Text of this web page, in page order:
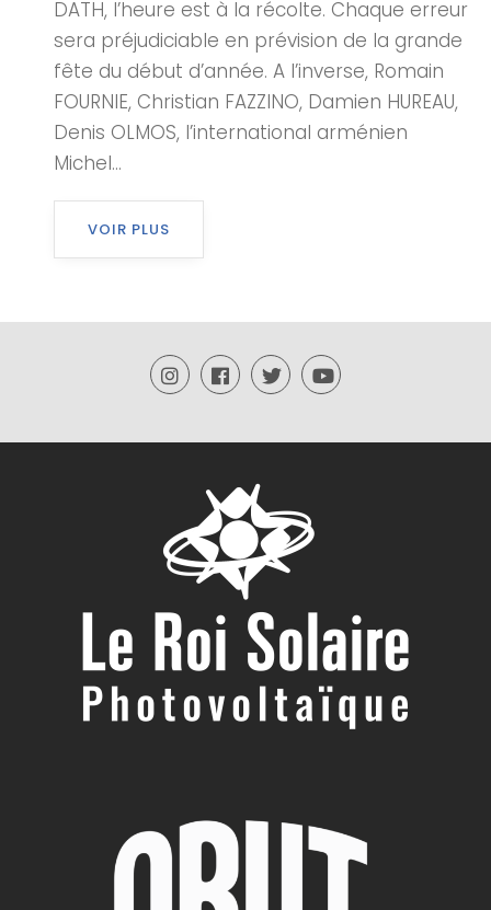
DATH, l’heure est à la récolte. Chaque erreur
sera préjudiciable en prévision de la grande
fête du début d’année. A l’inverse, Romain
FOURNIE, Christian FAZZINO, Damien HUREAU,
Denis OLMOS, l’international arménien
Michel...
VOIR PLUS